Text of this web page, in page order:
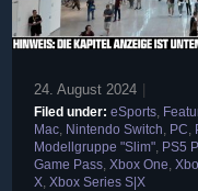
24. August 2024 |
Filed under: eSports
Mac Nintendo Switch PC
Modellgruppe "Slim" PS5
Game Pass Xbox One
X Xbox Series S|X